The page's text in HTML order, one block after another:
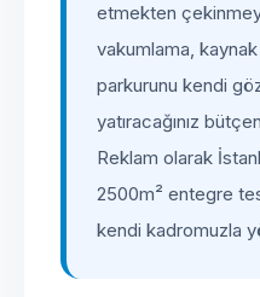
etmekten
vakumlama,
parkurunu kendi
yatıracağınız
Reklam olarak
2500m² entegre
kendi kadromuzla